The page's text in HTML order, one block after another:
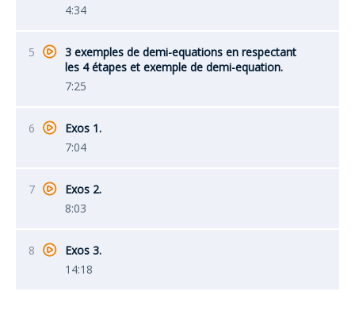
4:34
5
3 exemples de demi-equations en respectant
les 4 étapes et exemple de demi-equation.
7:25
6
Exos 1.
7:04
7
Exos 2.
8:03
8
Exos 3.
14:18